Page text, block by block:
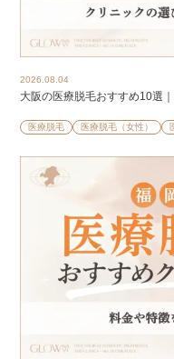
2026.08.04
大阪の医療脱毛おすすめ10選
医療脱毛 医療脱毛（女性）